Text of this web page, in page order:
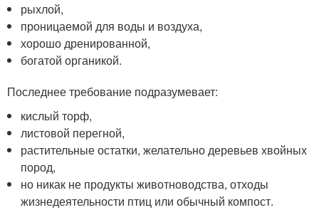
рыхлой,
проницаемой для воды и воздуха,
хорошо дренированной,
богатой органикой.
Последнее требование подразумевает:
кислый торф,
листовой перегной,
растительные остатки, желательно деревьев хвойных
пород,
но никак не продукты животноводства, отходы
жизнедеятельности птиц или обычный компост.